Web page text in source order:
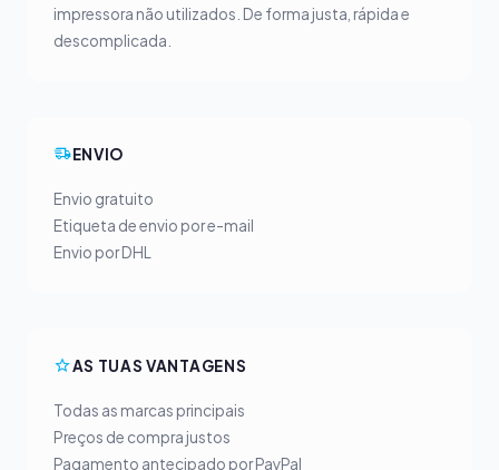
impressora não utilizados. De forma justa, rápida e
descomplicada.
ENVIO
Envio gratuito
Etiqueta de envio por e-mail
Envio por DHL
AS TUAS VANTAGENS
Todas as marcas principais
Preços de compra justos
Pagamento antecipado por PayPal